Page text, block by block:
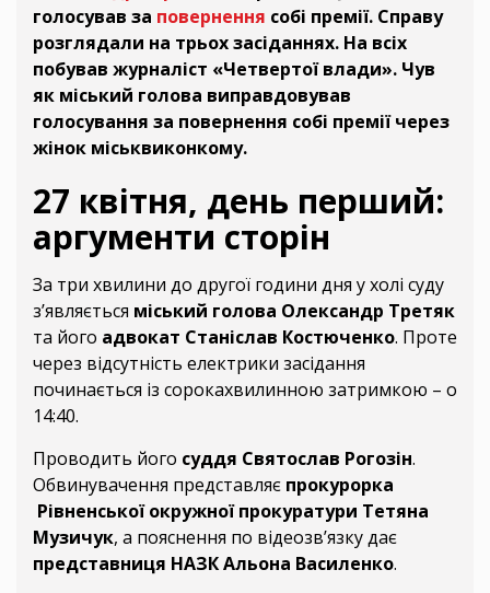
голосував за повернення собі премії. Справу
розглядали на трьох засіданнях. На всіх
побував журналіст «Четвертої влади». Чув
як міський голова виправдовував
голосування за повернення собі премії через
жінок міськвиконкому.
27 квітня, день перший:
аргументи сторін
За три хвилини до другої години дня у холі суду
з’являється міський голова Олександр Третяк
та його адвокат Станіслав Костюченко. Проте
через відсутність електрики засідання
починається із сорокахвилинною затримкою – о
14:40.
Проводить його суддя Святослав Рогозін.
Обвинувачення представляє прокурорка
Рівненської окружної прокуратури Тетяна
Музичук, а пояснення по відеозв’язку дає
представниця НАЗК Альона Василенко.